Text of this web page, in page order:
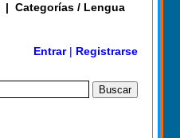
| Categorías / Lengua
Entrar| Registrarse